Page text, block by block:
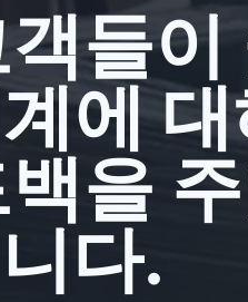
들이
에
을
니다.